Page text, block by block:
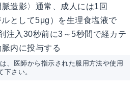
脈造影〉通常、成人には1回
として5μg）を生理食塩液で
注入30秒前に3～5秒間で経カテ
内に投与する
、医師から指示された服用方法や使用
さい。